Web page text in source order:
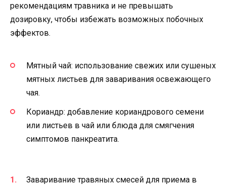
рекомендациям травника и не превышать
дозировку, чтобы избежать возможных побочных
эффектов.
Мятный чай: использование свежих или сушеных
мятных листьев для заваривания освежающего
чая.
Кориандр: добавление кориандрового семени
или листьев в чай или блюда для смягчения
симптомов панкреатита.
Заваривание травяных смесей для приема в